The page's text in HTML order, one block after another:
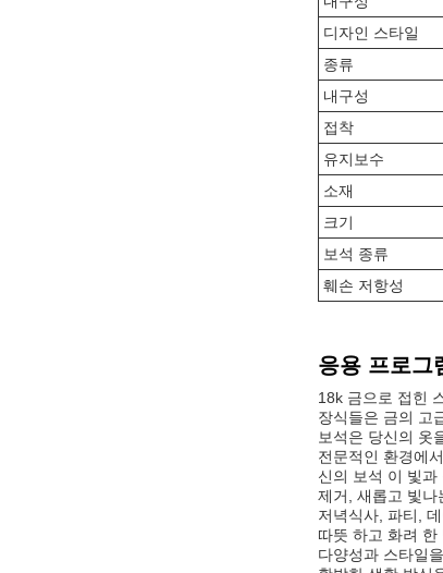
디자인 스타일
종류
내구성
접착
유지보수
소재
크기
보석 종류
훼손 저항성
응용 프로그
18k 금으로 접힌
장식들은 금의 고
보석은 당신의 옷
전문적인 환경에
신의 보석 이 빛
제거, 새롭고 빛나
저녁식사, 파티,
따뜻 하고 화려
다양성과 스타일